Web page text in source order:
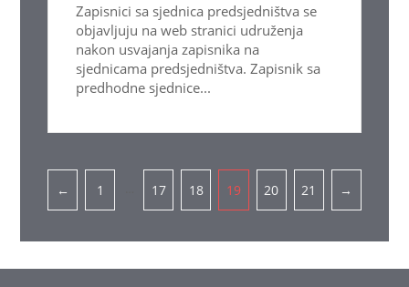
Zapisnici sa sjednica predsjedništva se
objavljuju na web stranici udruženja
nakon usvajanja zapisnika na
sjednicama predsjedništva. Zapisnik sa
predhodne sjednice...
Pagination
← 1 17 18 19 20 21 →